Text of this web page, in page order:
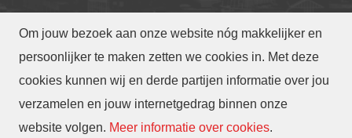
Om jouw bezoek aan onze website nóg makkelijker en
persoonlijker te maken zetten we cookies in. Met deze
cookies kunnen wij en derde partijen informatie over jou
verzamelen en jouw internetgedrag binnen onze
website volgen. Meer informatie over cookies.
© Gemeente Eindhoven 2026
Translate